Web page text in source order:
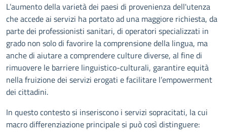
L’aumento della varietà dei paesi di provenienza dell'utenza
che accede ai servizi ha portato ad una maggiore richiesta, da
parte dei professionisti sanitari, di operatori specializzati in
grado non solo di favorire la comprensione della lingua, ma
anche di aiutare a comprendere culture diverse, al fine di
rimuovere le barriere linguistico-culturali, garantire equità
nella fruizione dei servizi erogati e facilitare l’empowerment
dei cittadini.
In questo contesto si inseriscono i servizi sopracitati, la cui
macro differenziazione principale si può così distinguere: